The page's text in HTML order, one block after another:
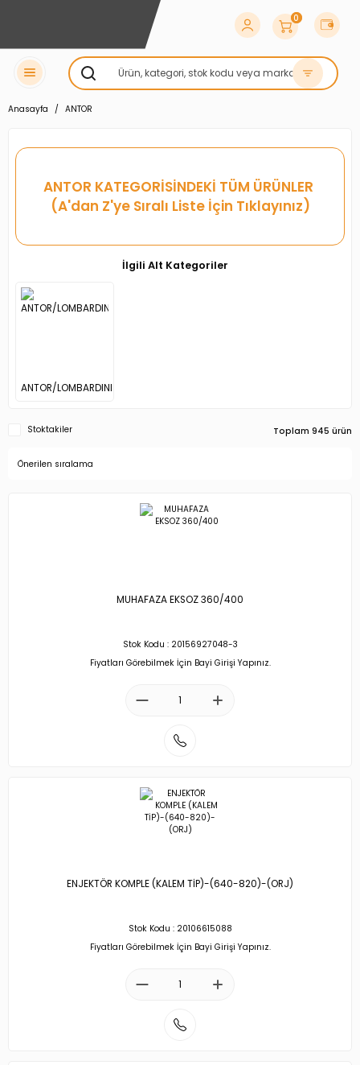
0
Anasayfa ANTOR
ANTOR KATEGORİSİNDEKİ TÜM ÜRÜNLER
(A'dan Z'ye Sıralı Liste İçin Tıklayınız)
İlgili Alt Kategoriler
ANTOR/LOMBARDINI
Stoktakiler Toplam 945 ürün
MUHAFAZA EKSOZ 360/400
Stok Kodu : 20156927048-3
Fiyatları Görebilmek İçin Bayi Girişi Yapınız.
ENJEKTÖR KOMPLE (KALEM TİP)-(640-820)-(ORJ)
Stok Kodu : 20106615088
Fiyatları Görebilmek İçin Bayi Girişi Yapınız.